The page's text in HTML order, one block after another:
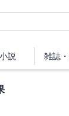
小説 雑誌・